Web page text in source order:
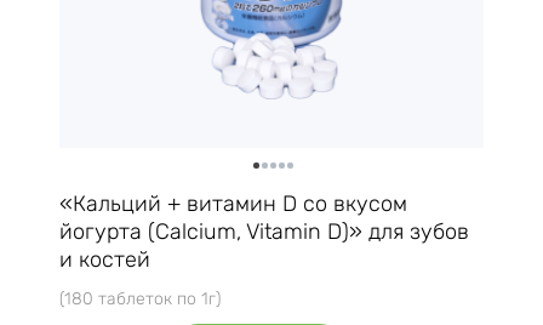
«Кальций + витамин D со вкусом
йогурта (Calcium, Vitamin D)» для зубов
и костей
(180 таблеток по 1г)